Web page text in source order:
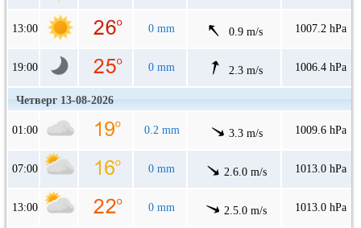
13:00 0 mm 0.9 m/s 1007.2 hPa
19:00 0 mm 2.3 m/s 1006.4 hPa
Четверг 13-08-2026
01:00 0.2 mm 3.3 m/s 1009.6 hPa
07:00 0 mm 2.6.0 m/s 1013.0 hPa
13:00 0 mm 2.5.0 m/s 1013.0 hPa